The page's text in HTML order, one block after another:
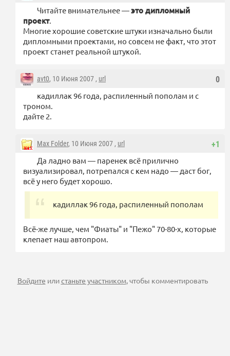
Читайте внимательнее —это дипломный
проект.
Многие хорошие советские штуки изначально были
дипломными проектами, но совсем не факт, что этот
проект станет реальной штукой.
0
avt0, 10 Июня 2007 , url
кадиллак 96 года, распиленный пополам и с
троном.
дайте 2.
+1
Max Folder, 10 Июня 2007 , url
Да ладно вам — паренек всё прилично
визуализировал, потрепался с кем надо — даст бог,
всё у него будет хорошо.
кадиллак 96 года, распиленный пополам
Всё-же лучше, чем "Фиаты" и "Пежо" 70-80-х, которые
клепает наш автопром.
Войдите илистаньте участником, чтобы комментировать